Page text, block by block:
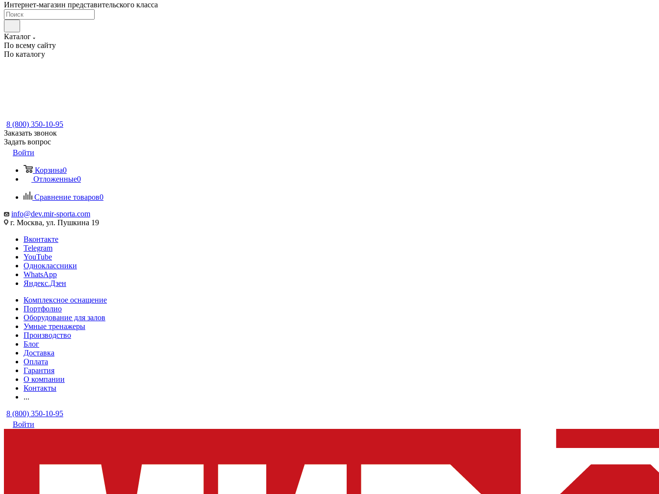
Интернет-магазин представительского класса
Каталог
По всему сайту
По каталогу
8 (800) 350-10-95
Заказать звонок
Задать вопрос
Войти
Корзина0
Отложенные0
Сравнение товаров0
info@dev.mir-sporta.com
г. Москва, ул. Пушкина 19
Вконтакте
Telegram
YouTube
Одноклассники
WhatsApp
Яндекс.Дзен
Комплексное оснащение
Портфолио
Оборудование для залов
Умные тренажеры
Производство
Блог
Доставка
Оплата
Гарантия
О компании
Контакты
...
8 (800) 350-10-95
Войти